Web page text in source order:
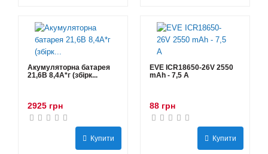
Акумуляторна батарея
21,6В 8,4A*г (збірк...
2925 грн
Купити
EVE ICR18650-26V 2550
mAh - 7,5 А
88 грн
Купити